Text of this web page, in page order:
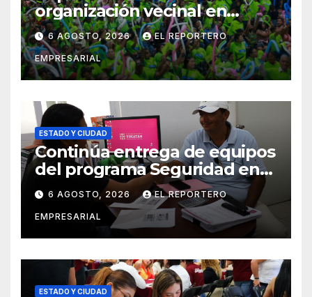
organización vecinal en
Mérida y suma a comités de
vigilancia en la prevención
social del delito
6 AGOSTO, 2026 EL REPORTERO
EMPRESARIAL
ESTADO Y CIUDAD
Continúa entrega de equipos
del programa Seguridad en
el Mar
6 AGOSTO, 2026 EL REPORTERO
EMPRESARIAL
ESTADO Y CIUDAD